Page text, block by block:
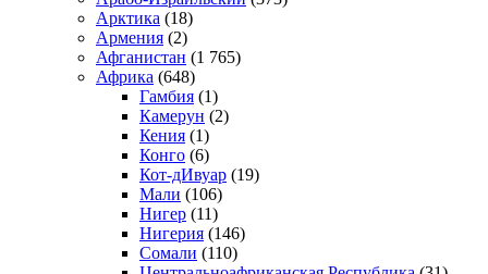
Арктика (18)
Армения (2)
Афганистан (1 765)
Африка (648)
Гамбия (1)
Камерун (2)
Кения (1)
Конго (6)
Кот-дИвуар (19)
Мали (106)
Нигер (11)
Нигерия (146)
Сомали (110)